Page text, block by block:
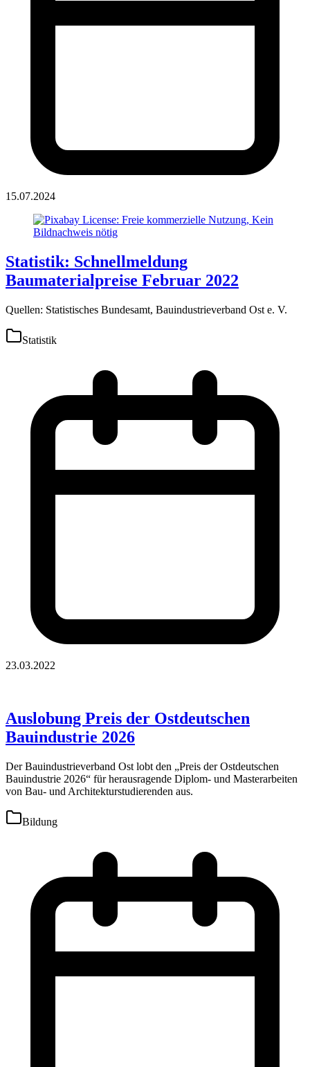
15.07.2024
Statistik: Schnellmeldung
Baumaterialpreise Februar 2022
Quellen: Statistisches Bundesamt, Bauindustrieverband Ost e. V.
Statistik
23.03.2022
Auslobung Preis der Ostdeutschen
Bauindustrie 2026
Der Bauindustrieverband Ost lobt den „Preis der Ostdeutschen
Bauindustrie 2026“ für herausragende Diplom- und Masterarbeiten
von Bau- und Architekturstudierenden aus.
Bildung